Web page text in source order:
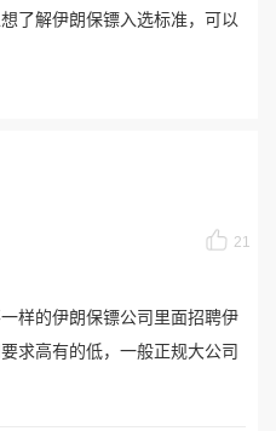
了解伊朗保镖入选标准，可以
21
样的伊朗保镖公司里面招聘伊
求高有的低，一般正规大公司